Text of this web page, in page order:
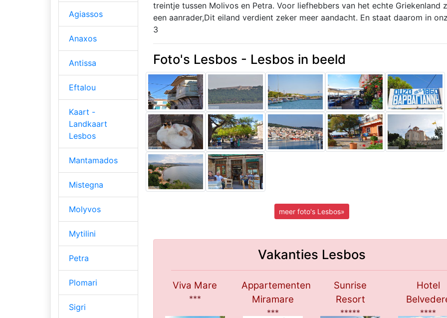
treintje tussen Molivos en Petra. Voor liefhebbers van het echte Griekenland
een aanrader,Dit eiland verdient zeker meer aandacht. En staat daarom in
3
Foto's Lesbos - Lesbos in beeld
meer foto's Lesbos»
Vakanties Lesbos
Viva Mare
***
Appartementen
Miramare
***
Sunrise
Resort
*****
Hotel
****
Agiassos
Anaxos
Antissa
Eftalou
Kaart -
Landkaart
Lesbos
Mantamados
Mistegna
Molyvos
Mytilini
Petra
Plomari
Sigri